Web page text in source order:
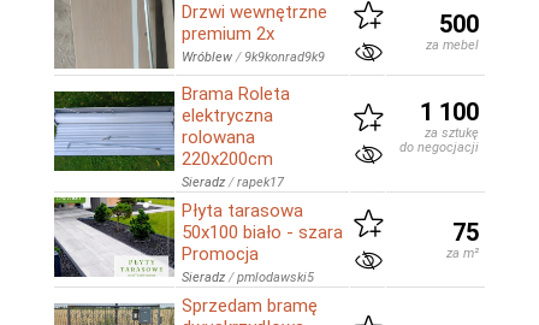
Drzwi wewnętrzne
premium 2x
Wróblew / 9k9konrad9k9
500
za mebel
Brama Roleta
elektryczna
rolowana
220x200cm
Sieradz /rapek17
1 100
za sztukę
do negocjacji
Płyta tarasowa
50x100 biało - szara
Promocja
Sieradz /pmlodawski5
75
za m²
Sprzedam bramę